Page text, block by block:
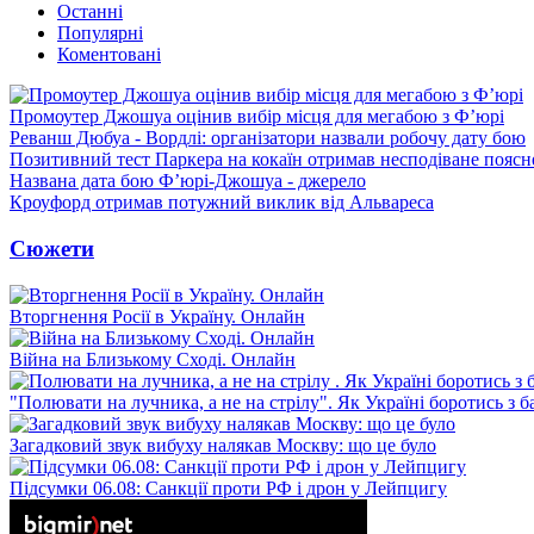
Останні
Популярні
Коментовані
Промоутер Джошуа оцінив вибір місця для мегабою з Ф’юрі
Реванш Дюбуа - Вордлі: організатори назвали робочу дату бою
Позитивний тест Паркера на кокаїн отримав несподіване
Названа дата бою Ф’юрі-Джошуа - джерело
Кроуфорд отримав потужний виклик від Альвареса
Сюжети
Вторгнення Росії в Україну. Онлайн
Війна на Близькому Сході. Онлайн
"Полювати на лучника, а не на стрілу". Як Україні боротись з
Загадковий звук вибуху налякав Москву: що це було
Підсумки 06.08: Санкції проти РФ і дрон у Лейпцигу